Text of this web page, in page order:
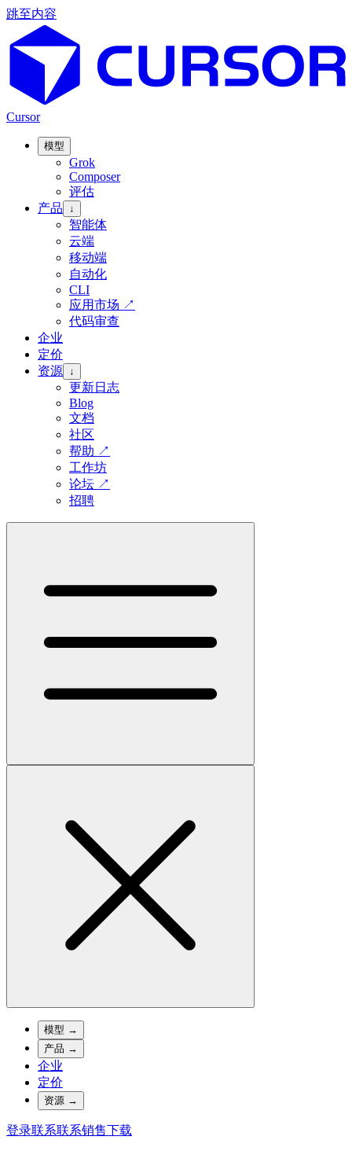
跳至内容
Cursor
模型
Grok
Composer
评估
产品
↓
智能体
云端
移动端
自动化
CLI
应用市场 ↗
代码审查
企业
定价
资源 ↓
更新日志
Blog
文档
社区
帮助 ↗
工作坊
论坛 ↗
招聘
模型 →
产品 →
企业
定价
资源 →
登录联系联系销售下载